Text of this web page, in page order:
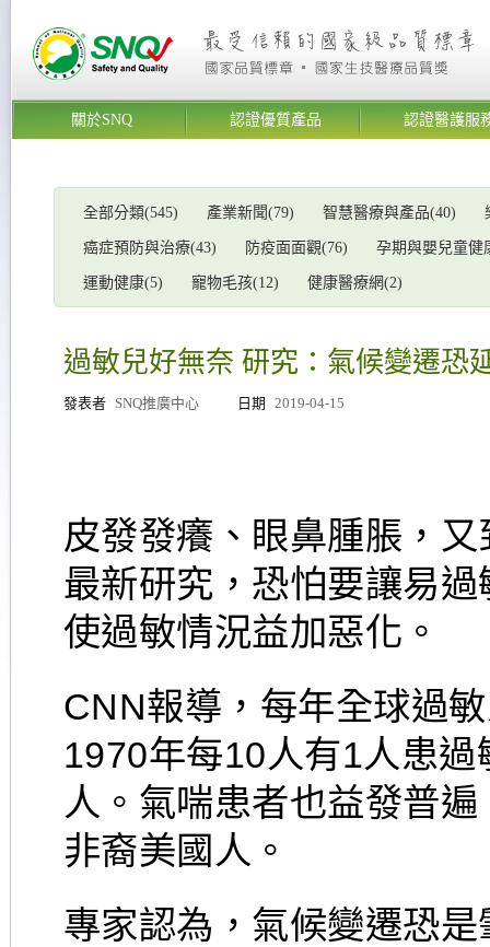
關於SNQ 認證優質產品 認證醫護服
全部分類(545) 產業新聞(79) 智慧醫療與產品(40)
癌症預防與治療(43) 防疫面面觀(76) 孕期與嬰兒童健
運動健康(5) 寵物毛孩(12) 健康醫療網(2)
過敏兒好無奈 研究：氣候變遷恐
發表者 SNQ推廣中心 日期 2019-04-15
皮發發癢、眼鼻腫脹，
最新研究，恐怕要讓易
使過敏情況益加惡化。
CNN報導，每年全球過
1970年每10人有1人患
人。氣喘患者也益發普
非裔美國人。
專家認為，氣候變遷恐